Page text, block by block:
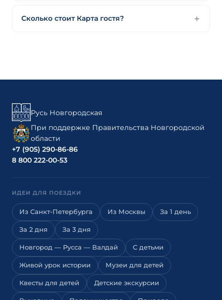
Сколько стоит Карта гостя?
Русь Новгородская
При поддержке Правительства Новгородской
области
+7 (905) 290-86-86
8 800 222-00-53
ИДЕИ ДЛЯ ПОЕЗДКИ
Из Санкт-Петербурга Из Москвы За 1 день
За 2 дня За 3 дня
Новгород — Русса — Валдай С детьми
Живой урок истории Музеи для детей
Квесты для детей Детские экскурсии